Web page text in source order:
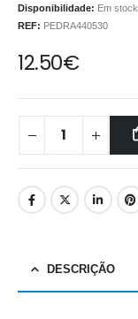
Disponibilidade: Em stock
REF: PEDRA440530
12.50€
DESCRIÇÃO